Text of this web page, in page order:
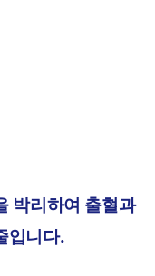
박리하여 출혈과
입니다.